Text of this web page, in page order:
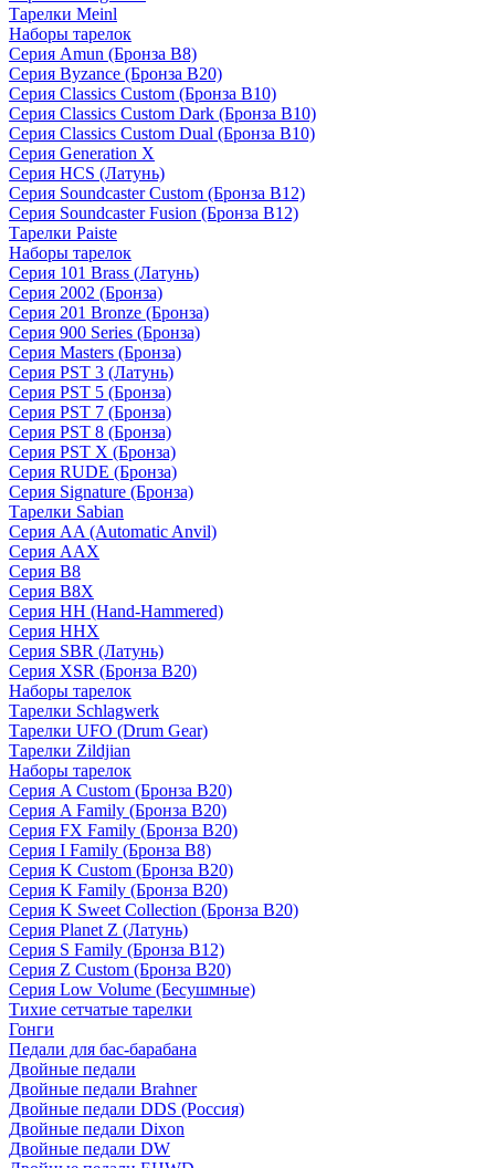
Тарелки Meinl
Наборы тарелок
Серия Amun (Бронза B8)
Серия Byzance (Бронза B20)
Серия Classics Custom (Бронза B10)
Серия Classics Custom Dark (Бронза B10)
Серия Classics Custom Dual (Бронза B10)
Серия Generation X
Серия HCS (Латунь)
Серия Soundcaster Custom (Бронза B12)
Серия Soundcaster Fusion (Бронза B12)
Тарелки Paiste
Наборы тарелок
Серия 101 Brass (Латунь)
Серия 2002 (Бронза)
Серия 201 Bronze (Бронза)
Серия 900 Series (Бронза)
Серия Masters (Бронза)
Серия PST 3 (Латунь)
Серия PST 5 (Бронза)
Серия PST 7 (Бронза)
Серия PST 8 (Бронза)
Серия PST X (Бронза)
Серия RUDE (Бронза)
Серия Signature (Бронза)
Тарелки Sabian
Серия AA (Automatic Anvil)
Серия AAX
Серия B8
Серия B8X
Серия HH (Hand-Hammered)
Серия HHX
Серия SBR (Латунь)
Серия XSR (Бронза B20)
Наборы тарелок
Тарелки Schlagwerk
Тарелки UFO (Drum Gear)
Тарелки Zildjian
Наборы тарелок
Серия A Custom (Бронза B20)
Серия A Family (Бронза B20)
Серия FX Family (Бронза B20)
Серия I Family (Бронза B8)
Серия K Custom (Бронза B20)
Серия K Family (Бронза B20)
Серия K Sweet Collection (Бронза B20)
Серия Planet Z (Латунь)
Серия S Family (Бронза B12)
Серия Z Custom (Бронза B20)
Серия Low Volume (Бесушмные)
Тихие сетчатые тарелки
Гонги
Педали для бас-барабана
Двойные педали
Двойные педали Brahner
Двойные педали DDS (Россия)
Двойные педали Dixon
Двойные педали DW